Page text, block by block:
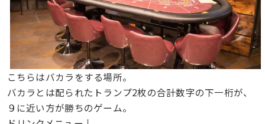
こちらはバカラをする場所。
バカラとは配られたトランプ2枚の合計数字の下一桁が、
９に近い方が勝ちのゲーム。